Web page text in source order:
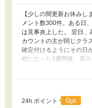
【少しの間更新お休み
メント数300件。ある日
は見事炎上した。 翌日
カウントの主が同じクラ
確定付けるようにその日
校になった1週間後。凪
れる。 どうやら倉持は
が、古臭い価値観に抗っ
24h.ポイント 0pt